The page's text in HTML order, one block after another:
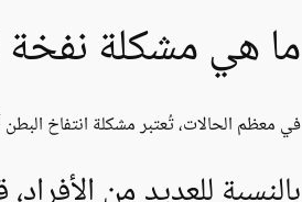
ما هي مشكلة نفخة
في معظم الحالات، تُعتبر مشكلة انتفاخ